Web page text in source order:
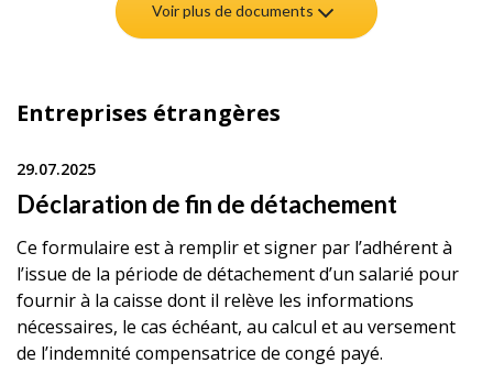
Voir plus de documents
Entreprises étrangères
29.07.2025
Déclaration de fin de détachement
Ce formulaire est à remplir et signer par l’adhérent à
l’issue de la période de détachement d’un salarié pour
fournir à la caisse dont il relève les informations
nécessaires, le cas échéant, au calcul et au versement
de l’indemnité compensatrice de congé payé.